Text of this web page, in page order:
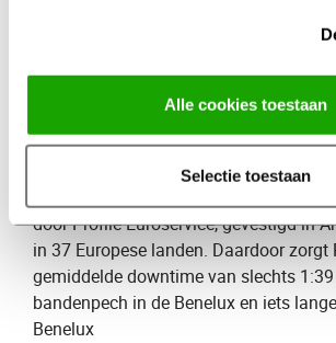
Alle cookies toestaan
Selectie toestaan
service voor vrachtwagens in de
Truck 110 van de meer dan 225 Profile-
geoptimaliseerd voor
100% uptime-propositie zorgt Profile
door Profile Euroservice, gevestigd in
in 37 Europese landen. Daardoor zorgt
gemiddelde downtime van slechts
bandenpech in de Benelux en iets
Benelux